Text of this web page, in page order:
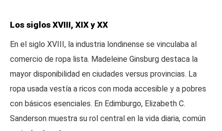
Los siglos XVIII, XIX y XX
En el siglo XVIII, la industria londinense se vinculaba al
comercio de ropa lista. Madeleine Ginsburg destaca la
mayor disponibilidad en ciudades versus provincias. La
ropa usada vestía a ricos con moda accesible y a pobres
con básicos esenciales. En Edimburgo, Elizabeth C.
Sanderson muestra su rol central en la vida diaria, común